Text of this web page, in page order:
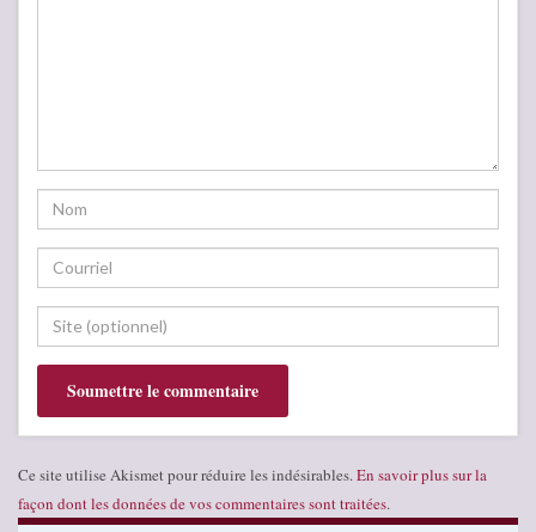
Ce site utilise Akismet pour réduire les indésirables. En savoir plus sur la
façon dont les données de vos commentaires sont traitées.